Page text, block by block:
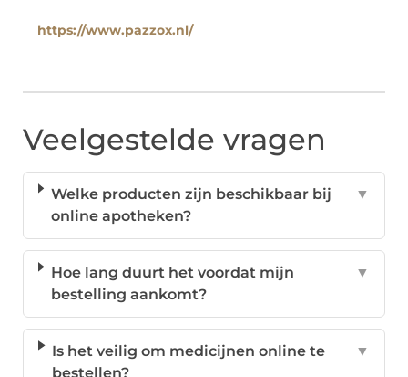
https://www.pazzox.nl/
Veelgestelde vragen
Welke producten zijn beschikbaar bij
online apotheken?
▼
Hoe lang duurt het voordat mijn
bestelling aankomt?
▼
Is het veilig om medicijnen online te
bestellen?
▼